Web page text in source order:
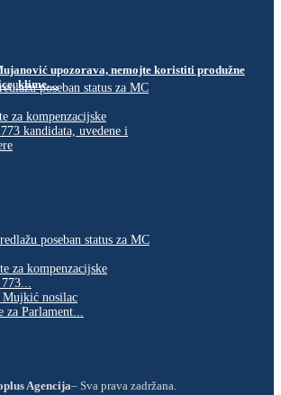
upozorava, nemojte koristiti produžne
klime…
poseban status za MC
za kompenzacijske
kandidata, uvedene i
poseban status za MC
za kompenzacijske
nosilac
za Parlament...
Agencija– Sva prava zadržana.